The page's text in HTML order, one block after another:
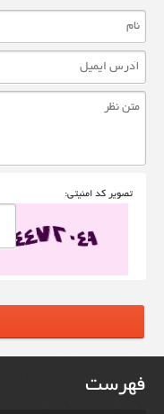
تصوير کد امنيتی:
فهرست